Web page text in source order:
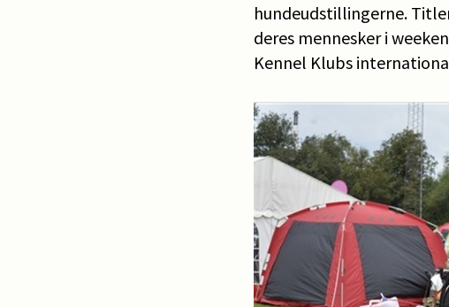
hundeudstillingerne.
deres mennesker i
Kennel Klubs